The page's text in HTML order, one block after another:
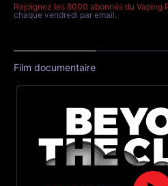
Rejoignez les 8000 abonnés du Vaping
chaque vendredi par email.
Film documentaire